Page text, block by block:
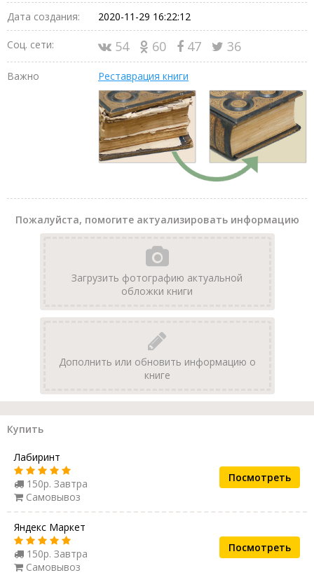
Дата создания: 2020-11-29 16:22:12
Соц. сети: 54 60 47 36
Важно Реставрация книги
Пожалуйста, помогите актуализировать информацию
Загрузить фотографию актуальной
обложки книги
Дополнить или обновить информацию о
книге
Купить
Лабиринт
150р. Завтра
Самовывоз
Посмотреть
Яндекс Маркет
150р. Завтра
Самовывоз
Посмотреть